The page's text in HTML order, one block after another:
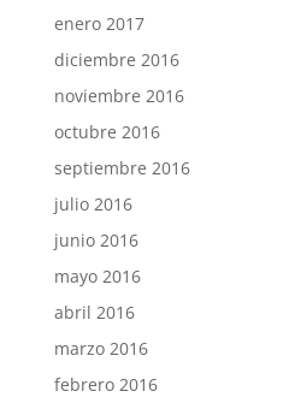
enero 2017
diciembre 2016
noviembre 2016
octubre 2016
septiembre 2016
julio 2016
junio 2016
mayo 2016
abril 2016
marzo 2016
febrero 2016